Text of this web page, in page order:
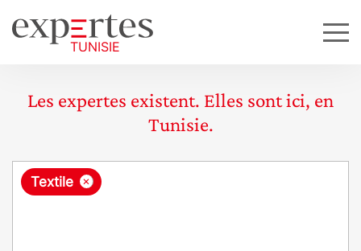
Les expertes existent. Elles sont ici, en
Tunisie.
R
×
Textile